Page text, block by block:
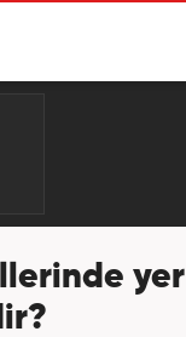
yer